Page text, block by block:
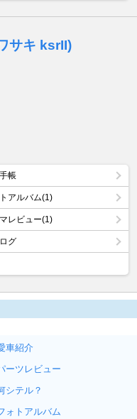
サキ ksrII)
帳
アルバム(1)
レビュー(1)
グ
車紹介
ーツレビュー
シテル？
ォトアルバム